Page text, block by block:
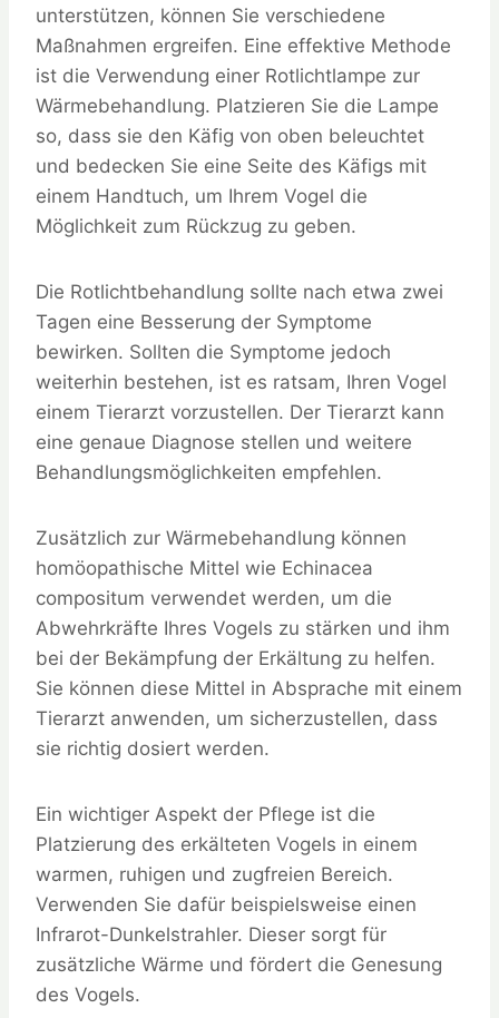
unterstützen, können Sie verschiedene
Maßnahmen ergreifen. Eine effektive Methode
ist die Verwendung einer Rotlichtlampe zur
Wärmebehandlung. Platzieren Sie die Lampe
so, dass sie den Käfig von oben beleuchtet
und bedecken Sie eine Seite des Käfigs mit
einem Handtuch, um Ihrem Vogel die
Möglichkeit zum Rückzug zu geben.
Die Rotlichtbehandlung sollte nach etwa zwei
Tagen eine Besserung der Symptome
bewirken. Sollten die Symptome jedoch
weiterhin bestehen, ist es ratsam, Ihren Vogel
einem Tierarzt vorzustellen. Der Tierarzt kann
eine genaue Diagnose stellen und weitere
Behandlungsmöglichkeiten empfehlen.
Zusätzlich zur Wärmebehandlung können
homöopathische Mittel wie Echinacea
compositum verwendet werden, um die
Abwehrkräfte Ihres Vogels zu stärken und ihm
bei der Bekämpfung der Erkältung zu helfen.
Sie können diese Mittel in Absprache mit einem
Tierarzt anwenden, um sicherzustellen, dass
sie richtig dosiert werden.
Ein wichtiger Aspekt der Pflege ist die
Platzierung des erkälteten Vogels in einem
warmen, ruhigen und zugfreien Bereich.
Verwenden Sie dafür beispielsweise einen
Infrarot-Dunkelstrahler. Dieser sorgt für
zusätzliche Wärme und fördert die Genesung
des Vogels.